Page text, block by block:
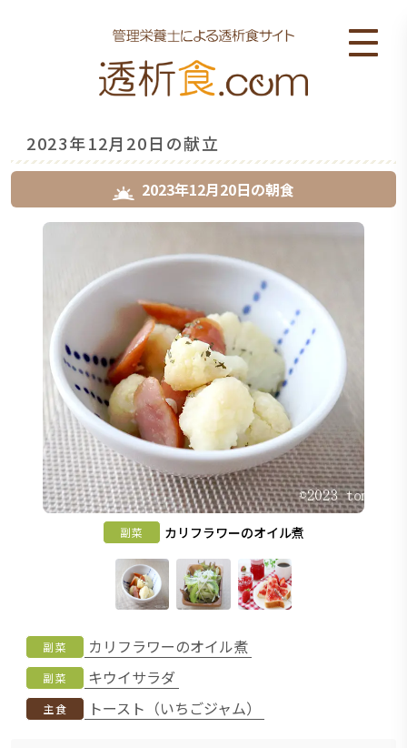
2023年12月20日の献立
2023年12月20日の朝食
副菜 カリフラワーのオイル煮
副菜 カリフラワーのオイル煮
副菜 キウイサラダ
主食 トースト（いちごジャム）